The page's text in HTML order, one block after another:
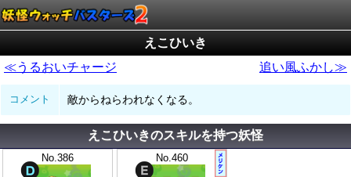
えこひいき
≪うるおいチャージ
追い風ふかし≫
コメント 敵からねらわれなくなる。
えこひいきのスキルを持つ妖怪
No.386 No.460